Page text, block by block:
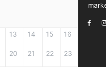
13 14 15 16
20 21 22 23